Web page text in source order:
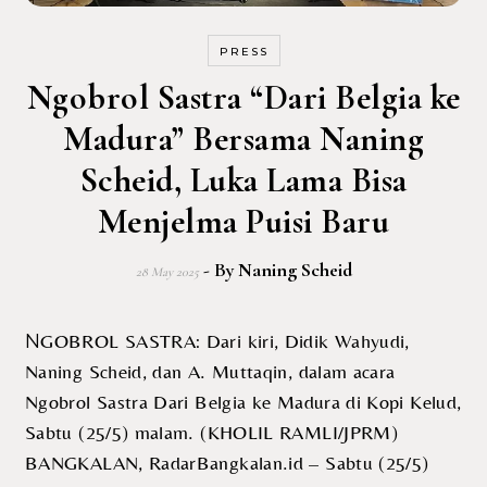
PRESS
Ngobrol Sastra “Dari Belgia ke
Madura” Bersama Naning
Scheid, Luka Lama Bisa
Menjelma Puisi Baru
28 May 2025 - ByNaning Scheid
NGOBROL SASTRA: Dari kiri, Didik Wahyudi,
Naning Scheid, dan A. Muttaqin, dalam acara
Ngobrol Sastra Dari Belgia ke Madura di Kopi Kelud,
Sabtu (25/5) malam. (KHOLIL RAMLI/JPRM)
BANGKALAN, RadarBangkalan.id – Sabtu (25/5)